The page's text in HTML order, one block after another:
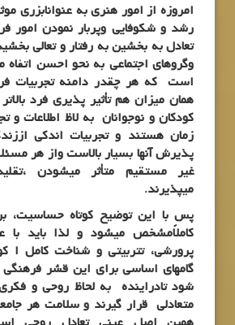
امروزه از امور هنری به عنوانابزری
رشد و شکوفایی وپربار نمودن امور
تعادل به بخشین به رفتار و تعالی
وگروهای اجتماعی به نحو احسن اتفاه
است که هر چقدر دامنه تجربیات
همان میزان هم تأثیر پذیری فرد
کودکان و نوجوانان به لاظ اطلاعات و
زمان هستند و تجربیات اندکی
پذیرش آنها بسیار بالاست واز هر
غیر مستقیم متأثر میشودن
میپذیرند.
پس با این توضیح کوتاه حساسیت،
کاملاًمشخص میشود و لذا باید با
پرورشی، تتربیتی و شناخت کامل ا
گامهای اساسی برای این قشر فرهنگی
شود تادراینده به لحاظ روحی و
متعادلی قرار گیرند و سلامت هر